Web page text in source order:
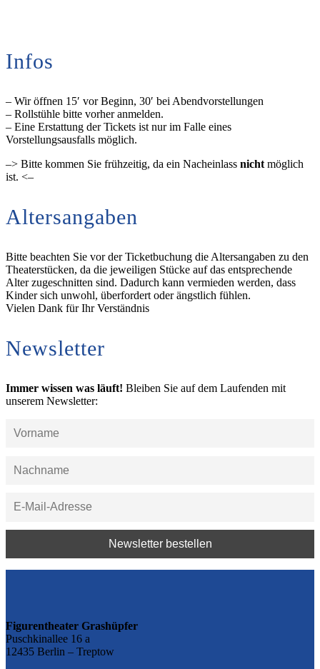
Infos
– Wir öffnen 15′ vor Beginn, 30′ bei Abendvorstellungen
– Rollstühle bitte vorher anmelden.
– Eine Erstattung der Tickets ist nur im Falle eines
Vorstellungsausfalls möglich.
–> Bitte kommen Sie frühzeitig, da ein Nacheinlass nicht möglich
ist. <–
Altersangaben
Bitte beachten Sie vor der Ticketbuchung die Altersangaben zu den
Theaterstücken, da die jeweiligen Stücke auf das entsprechende
Alter zugeschnitten sind. Dadurch kann vermieden werden, dass
Kinder sich unwohl, überfordert oder ängstlich fühlen.
Vielen Dank für Ihr Verständnis
Newsletter
Immer wissen was läuft! Bleiben Sie auf dem Laufenden mit
unserem Newsletter:
Figurentheater Grashüpfer
Puschkinallee 16 a
12435 Berlin – Treptow